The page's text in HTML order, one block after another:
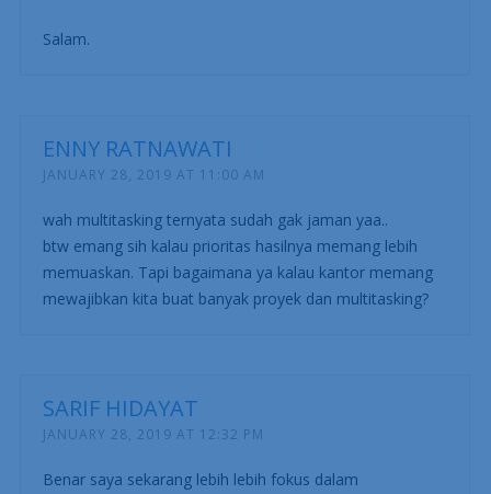
Salam.
ENNY RATNAWATI
JANUARY 28, 2019 AT 11:00 AM
wah multitasking ternyata sudah gak jaman yaa..
btw emang sih kalau prioritas hasilnya memang lebih
memuaskan. Tapi bagaimana ya kalau kantor memang
mewajibkan kita buat banyak proyek dan multitasking?
SARIF HIDAYAT
JANUARY 28, 2019 AT 12:32 PM
Benar saya sekarang lebih lebih fokus dalam